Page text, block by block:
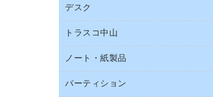
工場用品
梱包用テープ
作業用雑貨
作業用手袋
オフィスチェア
ミーティングチェア
応接イス・ベンチ
デスク
カウンター
ミーティングテーブル
トラスコ中山
建築・作業用品
ノート・紙製品
ノート
パーティション